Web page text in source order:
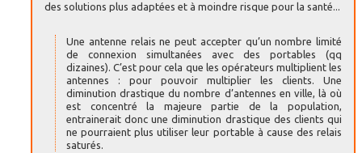
des solutions plus adaptées et à moindre risque pour la santé...
Une antenne relais ne peut accepter qu’un nombre limité
de connexion simultanées avec des portables (qq
dizaines). C’est pour cela que les opérateurs multiplient les
antennes : pour pouvoir multiplier les clients. Une
diminution drastique du nombre d’antennes en ville, là où
est concentré la majeure partie de la population,
entrainerait donc une diminution drastique des clients qui
ne pourraient plus utiliser leur portable à cause des relais
saturés.